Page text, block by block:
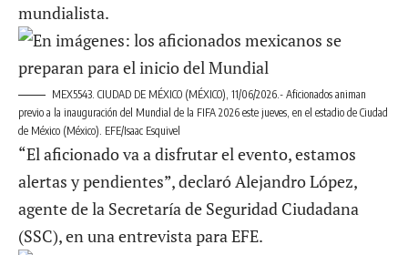
mundialista.
MEX5543. CIUDAD DE MÉXICO (MÉXICO), 11/06/2026.- Aficionados animan
previo a la inauguración del Mundial de la FIFA 2026 este jueves, en el estadio de Ciudad
de México (México). EFE/Isaac Esquivel
“El aficionado va a disfrutar el evento, estamos
alertas y pendientes”, declaró Alejandro López,
agente de la Secretaría de Seguridad Ciudadana
(SSC), en una entrevista para EFE.